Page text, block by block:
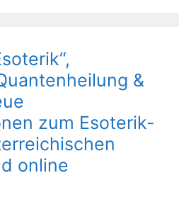
&
zum Esoterik-
online